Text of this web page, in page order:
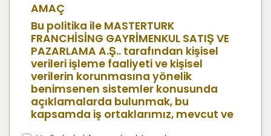
AMAÇ
Bu politika ile MASTERTURK
FRANCHİSİNG GAYRİMENKUL SATIŞ VE
PAZARLAMA A.Ş.. tarafından kişisel
verileri işleme faaliyeti ve kişisel
verilerin korunmasına yönelik
benimsenen sistemler konusunda
açıklamalarda bulunmak, bu
kapsamda iş ortaklarımız, mevcut ve